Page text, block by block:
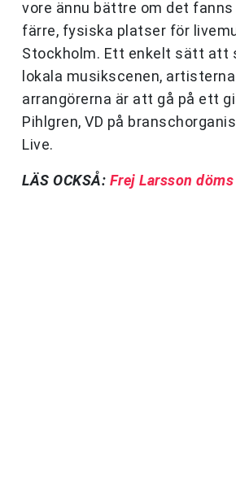
vore ännu bättre om det
färre, fysiska platser för
Stockholm. Ett enkelt sätt att
lokala musikscenen,
arrangörerna är att gå på ett
Pihlgren, VD på
Live.
LÄS OCKSÅ: Frej Larsson